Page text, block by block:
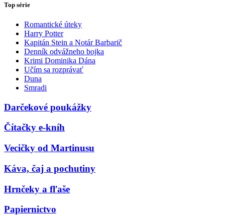
Top série
Romantické úteky
Harry Potter
Kapitán Stein a Notár Barbarič
Denník odvážneho bojka
Krimi Dominika Dána
Učím sa rozprávať
Duna
Smradi
Darčekové poukážky
Čítačky e-kníh
Vecičky od Martinusu
Káva, čaj a pochutiny
Hrnčeky a fľaše
Papiernictvo